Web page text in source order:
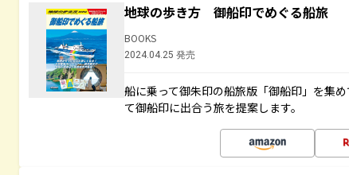
地球の歩き方 御船印でめぐる船旅
BOOKS
2024.04.25 発売
船に乗って御朱印の船旅版「御船印」を集
て御船印に出合う旅を提案します。